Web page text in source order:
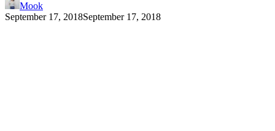
Mook
September 17, 2018September 17, 2018